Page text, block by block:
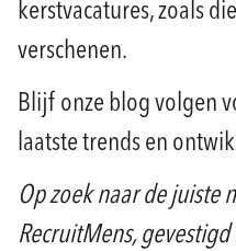
kerstvacatures, zoals
verschenen.
Blijf onze blog volgen
laatste trends en
Op zoek naar de juiste
RecruitMens,